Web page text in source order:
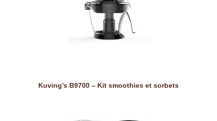
Kuving’s B9700 – Kit smoothies et sorbets